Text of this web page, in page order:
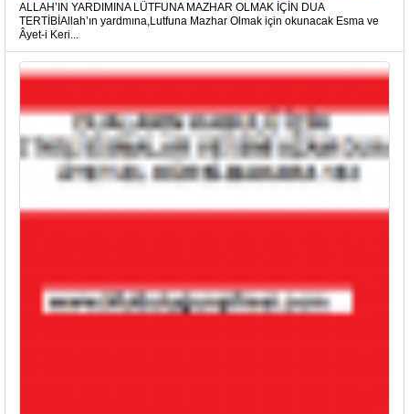
ALLAH’IN YARDIMINA LÜTFUNA MAZHAR OLMAK İÇİN DUA
TERTİBİAllah’ın yardmına,Lutfuna Mazhar Olmak için okunacak Esma ve
Âyet-i Keri...